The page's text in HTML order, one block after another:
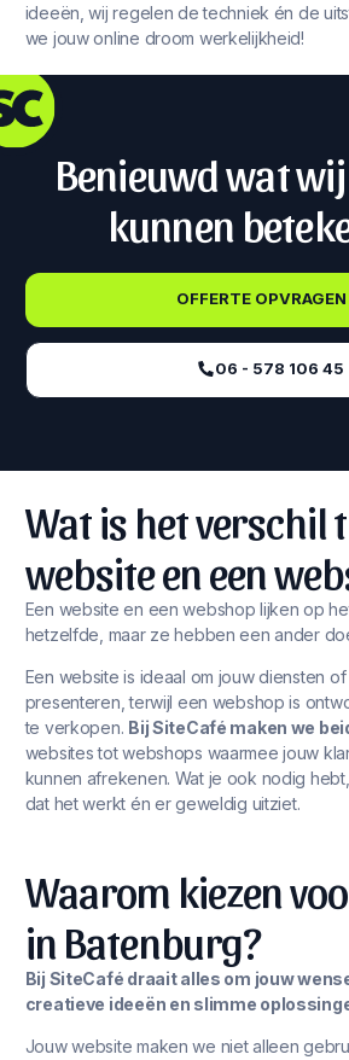
ideeën, wij regelen de techniek én de
we jouw online droom werkelijkheid!
Benieuwd wat
kunnen
OFFERTE OPVRAGEN
06 - 578 106 45‬
Wat is het verschil
website en een
Een website en een webshop lijken op
hetzelfde, maar ze hebben een ander
Een website is ideaal om jouw diensten
presenteren, terwijl een webshop is
te verkopen. Bij SiteCafé maken we
websites tot webshops waarmee jouw
kunnen afrekenen. Wat je ook nodig
dat het werkt én er geweldig uitziet.
Waarom kiezen
in Batenburg?
Bij SiteCafé draait alles om jouw
creatieve ideeën en slimme
Jouw website maken we niet alleen